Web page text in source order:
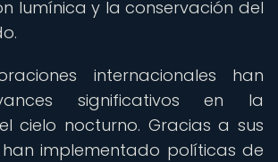
lumínica y la conservación del
internacionales han
significativos en la
cielo nocturno. Gracias a sus
han implementado políticas de